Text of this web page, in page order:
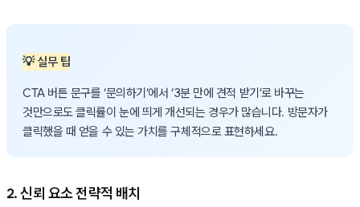
💡 실무 팁
CTA 버튼 문구를 ‘문의하기’에서 ‘3분 만에 견적 받기’로 바꾸는
것만으로도 클릭률이 눈에 띄게 개선되는 경우가 많습니다. 방문자가
클릭했을 때 얻을 수 있는 가치를 구체적으로 표현하세요.
2. 신뢰 요소 전략적 배치